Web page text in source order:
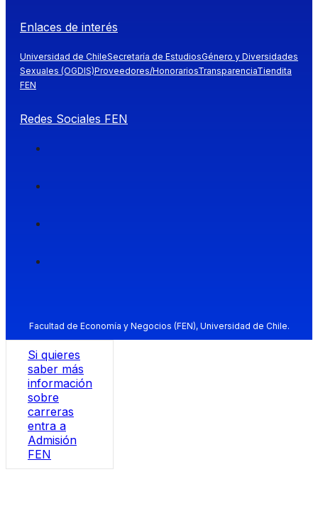
Enlaces de interés
Universidad de ChileSecretaría de EstudiosGénero y Diversidades
Sexuales (OGDIS)Proveedores/HonorariosTransparenciaTiendita
FEN
Redes Sociales FEN
Facultad de Economía y Negocios (FEN), Universidad de Chile.
Si quieres
saber más
información
sobre
carreras
entra a
Admisión
FEN